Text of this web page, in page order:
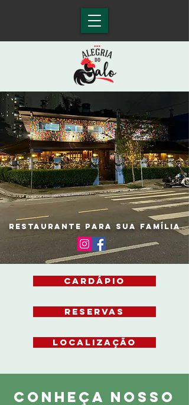
RESTAURANTE PARA SUA FAMÍLIA
CARDÁPIO
RESERVAS
LOCALIZAÇÃO
CONHEÇA NOSSO